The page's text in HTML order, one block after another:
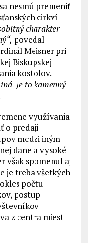
nesmú premeniť
cirkví –
charakter
povedal
Meisner pri
Biskupskej
kostolov.
Je to kamenný
využívania
o predaji
medzi iným
dane a vysoké
však spomenul aj
je treba všetkých
počtu
postup
z centra miest